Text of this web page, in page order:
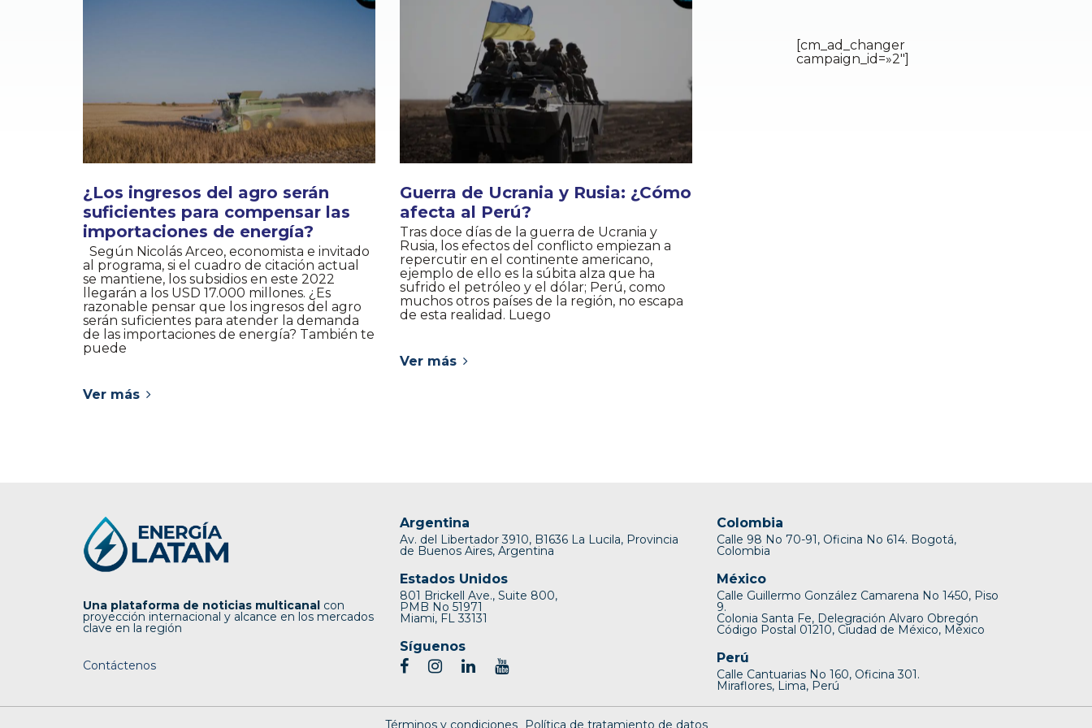
¿Los ingresos del agro serán
suficientes para compensar las
importaciones de energía?
Según Nicolás Arceo, economista e invitado
al programa, si el cuadro de citación actual
se mantiene, los subsidios en este 2022
llegarán a los USD 17.000 millones. ¿Es
razonable pensar que los ingresos del agro
serán suficientes para atender la demanda
de las importaciones de energía? También te
puede
Ver más
Guerra de Ucrania y Rusia: ¿Cómo
afecta al Perú?
Tras doce días de la guerra de Ucrania y
Rusia, los efectos del conflicto empiezan a
repercutir en el continente americano,
ejemplo de ello es la súbita alza que ha
sufrido el petróleo y el dólar; Perú, como
muchos otros países de la región, no escapa
de esta realidad. Luego
Ver más
[cm_ad_changer
campaign_id=»2″]
Una plataforma de noticias multicanal con
proyección internacional y alcance en los mercados
clave en la región
Contáctenos
Argentina
Av. del Libertador 3910, B1636 La Lucila, Provincia
de Buenos Aires, Argentina
Estados Unidos
801 Brickell Ave., Suite 800,
PMB No 51971
Miami, FL 33131
Síguenos
Colombia
Calle 98 No 70-91, Oficina No 614. Bogotá,
Colombia
México
Calle Guillermo González Camarena No 1450, Piso
9.
Colonia Santa Fe, Delegración Alvaro Obregón
Código Postal 01210, Ciudad de México, México
Perú
Calle Cantuarias No 160, Oficina 301.
Miraflores, Lima, Perú
Términos y condiciones Política de tratamiento de datos